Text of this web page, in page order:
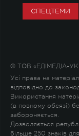
СПЕЦТЕМИ
© ТОВ «ЕДІМЕДІА-
Усі права на
відповідно до
Використання
(в повному обсязі)
забороняється.
Дозволяється
більше 250 знаків